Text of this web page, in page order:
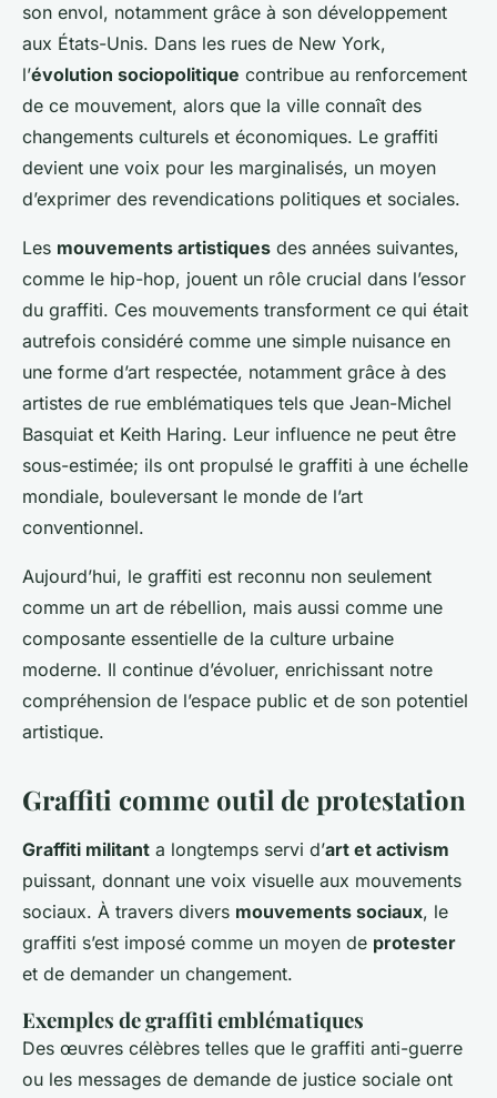
son envol, notamment grâce à son développement
aux États-Unis. Dans les rues de New York,
l’évolution sociopolitique contribue au renforcement
de ce mouvement, alors que la ville connaît des
changements culturels et économiques. Le graffiti
devient une voix pour les marginalisés, un moyen
d’exprimer des revendications politiques et sociales.
Les mouvements artistiques des années suivantes,
comme le hip-hop, jouent un rôle crucial dans l’essor
du graffiti. Ces mouvements transforment ce qui était
autrefois considéré comme une simple nuisance en
une forme d’art respectée, notamment grâce à des
artistes de rue emblématiques tels que Jean-Michel
Basquiat et Keith Haring. Leur influence ne peut être
sous-estimée; ils ont propulsé le graffiti à une échelle
mondiale, bouleversant le monde de l’art
conventionnel.
Aujourd’hui, le graffiti est reconnu non seulement
comme un art de rébellion, mais aussi comme une
composante essentielle de la culture urbaine
moderne. Il continue d’évoluer, enrichissant notre
compréhension de l’espace public et de son potentiel
artistique.
Graffiti comme outil de protestation
Graffiti militant a longtemps servi d’art et activism
puissant, donnant une voix visuelle aux mouvements
sociaux. À travers divers mouvements sociaux, le
graffiti s’est imposé comme un moyen de protester
et de demander un changement.
Exemples de graffiti emblématiques
Des œuvres célèbres telles que le graffiti anti-guerre
ou les messages de demande de justice sociale ont